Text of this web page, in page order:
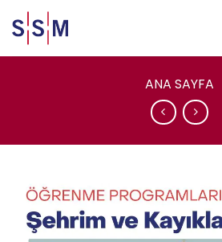
to
content
ANA SAYFA